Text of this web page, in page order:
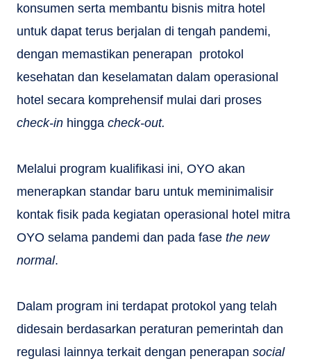
konsumen serta membantu bisnis mitra hotel
untuk dapat terus berjalan di tengah pandemi,
dengan memastikan penerapan protokol
kesehatan dan keselamatan dalam operasional
hotel secara komprehensif mulai dari proses
check-in hingga check-out.
Melalui program kualifikasi ini, OYO akan
menerapkan standar baru untuk meminimalisir
kontak fisik pada kegiatan operasional hotel mitra
OYO selama pandemi dan pada fase the new
normal.
Dalam program ini terdapat protokol yang telah
didesain berdasarkan peraturan pemerintah dan
regulasi lainnya terkait dengan penerapan social